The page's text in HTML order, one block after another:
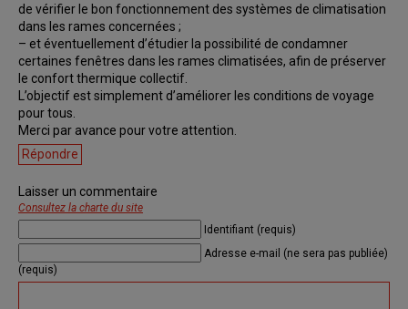
de vérifier le bon fonctionnement des systèmes de climatisation
dans les rames concernées ;
– et éventuellement d’étudier la possibilité de condamner
certaines fenêtres dans les rames climatisées, afin de préserver
le confort thermique collectif.
L’objectif est simplement d’améliorer les conditions de voyage
pour tous.
Merci par avance pour votre attention.
Répondre
Laisser un commentaire
Consultez la charte du site
Identifiant (requis)
Adresse e-mail (ne sera pas publiée)
(requis)